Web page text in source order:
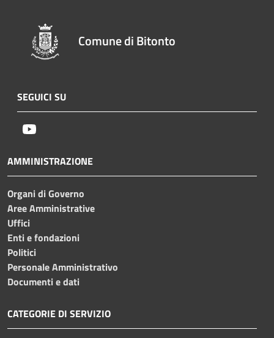
Comune di Bitonto
SEGUICI SU
AMMINISTRAZIONE
Organi di Governo
Aree Amministrative
Uffici
Enti e fondazioni
Politici
Personale Amministrativo
Documenti e dati
CATEGORIE DI SERVIZIO